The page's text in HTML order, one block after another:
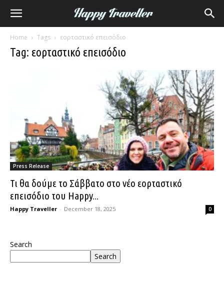
Home Tags εορταστικό επεισόδιο
Tag: εορταστικό επεισόδιο
Press Release
Τι θα δούμε το Σάββατο στο νέο εορταστικό
επεισόδιο του Happy...
Happy Traveller - December 18, 2025 0
Search
Search